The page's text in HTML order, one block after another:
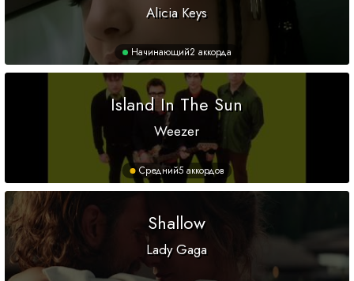
Alicia Keys
Начинающий2 аккорда
Island In The Sun
Weezer
Средний5 аккордов
Shallow
Lady Gaga